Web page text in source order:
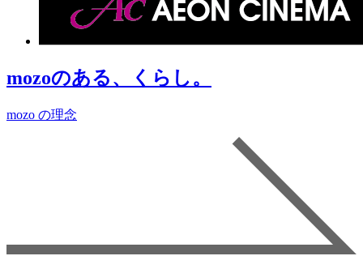
mozoのある、くらし。
mozo の理念